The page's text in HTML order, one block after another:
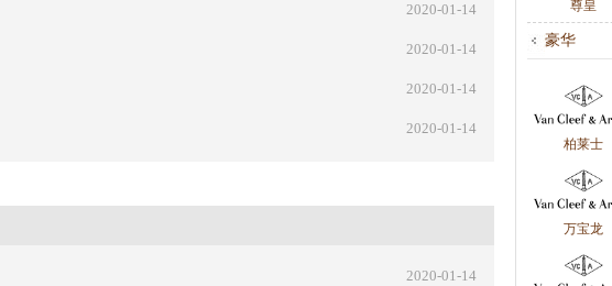
2020-01-14
2020-01-14
2020-01-14
2020-01-14
2020-01-14
尊皇
豪华
柏莱士
万宝龙